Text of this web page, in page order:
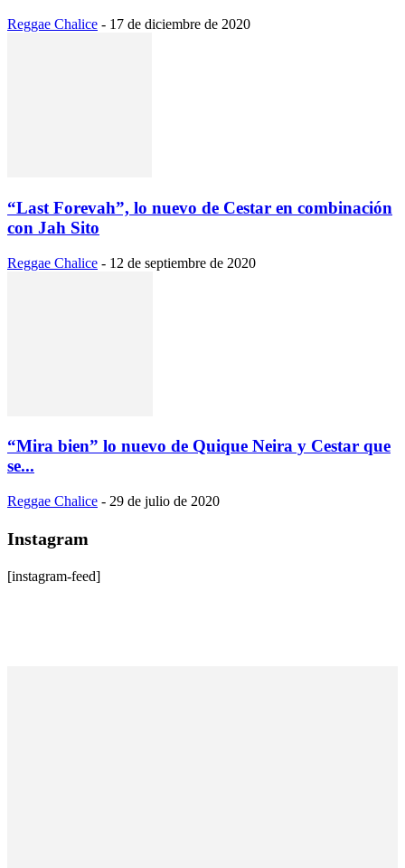
Reggae Chalice - 17 de diciembre de 2020
“Last Forevah”, lo nuevo de Cestar en combinación
con Jah Sito
Reggae Chalice - 12 de septiembre de 2020
“Mira bien” lo nuevo de Quique Neira y Cestar que
se...
Reggae Chalice - 29 de julio de 2020
Instagram
[instagram-feed]